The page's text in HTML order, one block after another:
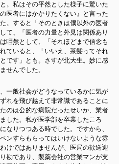
。私はその平然とした様子に驚いた
医者にはかかりたくない』と言った
。すると「そのときは僕以外の医者
て、「医者の力量と外見は関係あり
唖然として、「それほどまで信念も
ていると、「いいえ、茶髪ってそれ
です」とも。さすが北大生。妙に感
せんでした。
一般社会がどうなっているかに気が
れを飛び越えて非常識であることに
のは公的な病院だったせいか、業者
した。私が医学部を卒業したころ
なりつつある時でした。ですから、
ンすらもらってはいけないような雰
けではありませんが、医局の歓送迎
勘であり、製薬会社の営業マンが支